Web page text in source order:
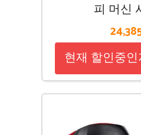
피 머신
현재 할인중